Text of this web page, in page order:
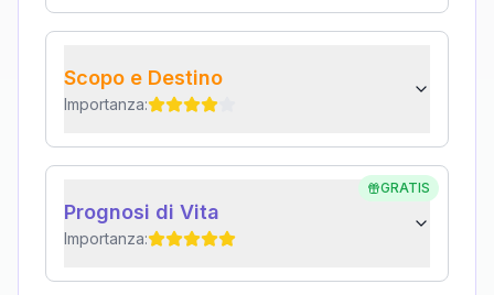
Scopo e Destino
Importanza:
GRATIS
Prognosi di Vita
Importanza: